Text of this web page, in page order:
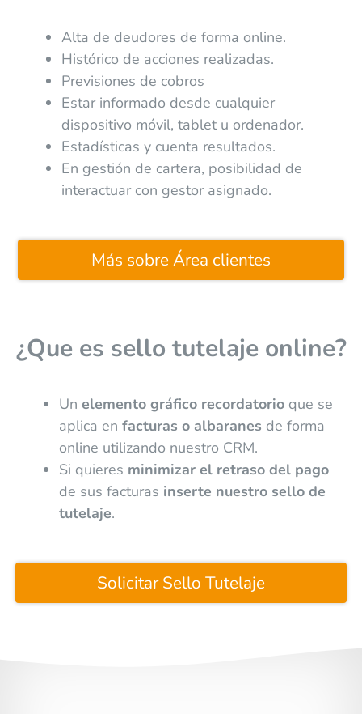
Alta de deudores de forma online.
Histórico de acciones realizadas.
Previsiones de cobros
Estar informado desde cualquier
dispositivo móvil, tablet u ordenador.
Estadísticas y cuenta resultados.
En gestión de cartera, posibilidad de
interactuar con gestor asignado.
Más sobre Área clientes
¿Que es sello tutelaje online?
Un elemento gráfico recordatorioque se
aplica en facturas o albaranes de forma
online utilizando nuestro CRM.
Si quieres minimizar el retraso del pago
de sus facturas inserte nuestro sello de
tutelaje.
Solicitar Sello Tutelaje